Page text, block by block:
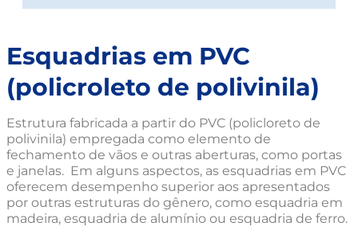
Esquadrias em PVC
(policroleto de polivinila)
Estrutura fabricada a partir do PVC (policloreto de
polivinila) empregada como elemento de
fechamento de vãos e outras aberturas, como portas
e janelas. Em alguns aspectos, as esquadrias em PVC
oferecem desempenho superior aos apresentados
por outras estruturas do gênero, como esquadria em
madeira, esquadria de alumínio ou esquadria de ferro.